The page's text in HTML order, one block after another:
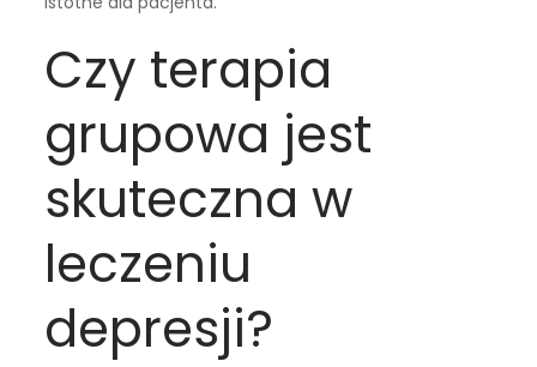
Czy terapia
grupowa jest
skuteczna w
leczeniu
depresji?